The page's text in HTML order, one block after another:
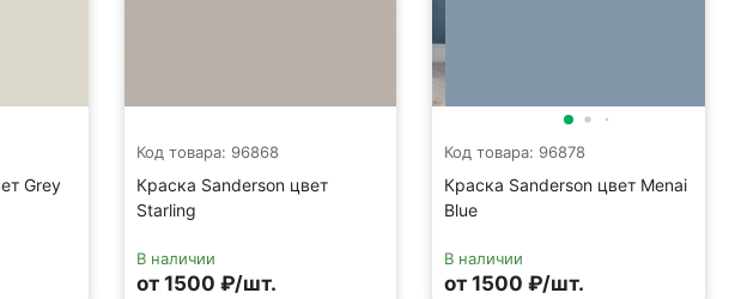
Grey
Код товара: 96868
Краска Sanderson цвет
Starling
В наличии
от 1500 ₽/шт.
Код товара: 96878
Краска Sanderson цвет Menai
Blue
В наличии
от 1500 ₽/шт.